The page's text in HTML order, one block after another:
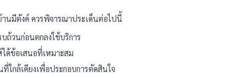
นมีตังค์ ควรพิจารณาประเด็นต่อไปนี้
ถ้วนก่อนตกลงใช้บริการ
ได้ข้อเสนอที่เหมาะสม
ที่ใกล้เคียงเพื่อประกอบการตัดสินใจ